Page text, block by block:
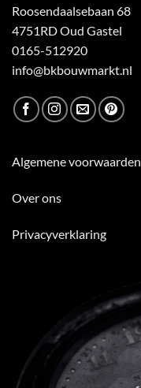
Roosendaalsebaan 68
4751RD Oud Gastel
0165-512920
info@bkbouwmarkt.nl
Algemene voorwaarden
Over ons
Privacyverklaring